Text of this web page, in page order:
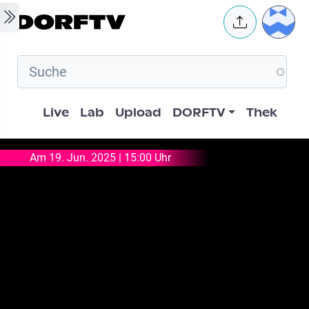
Skip to main content User
Hauptnavigation
Live Lab Upload DORFTV Thek
Am 19. Jun. 2025 | 15:00 Uhr